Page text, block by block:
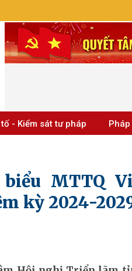
- Kiểm sát tư pháp
MTTQ
kỳ 2024-